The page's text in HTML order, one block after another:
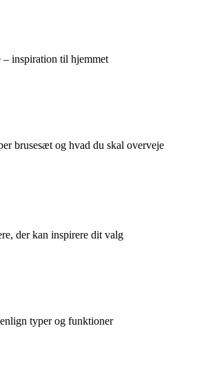
– inspiration til hjemmet
brusesæt og hvad du skal overveje
der kan inspirere dit valg
typer og funktioner